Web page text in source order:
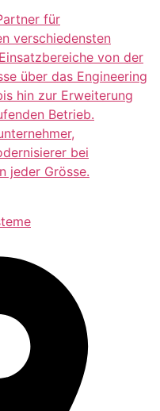
für
verschiedensten
von der
über das Engineering
hin zur Erweiterung
Betrieb.
bei
jeder Grösse.